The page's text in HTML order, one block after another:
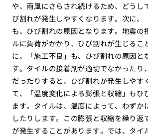
や、雨風にさらされ続けるため、どうし
び割れが発生しやすくなります。次に、
も、ひび割れの原因となります。地震の
ルに負荷がかかり、ひび割れが生じるこ
に、「施工不良」も、ひび割れの原因と
す。タイルの接着剤が適切でなかったり
だったりすると、ひび割れが発生しやす
て、「温度変化による膨張と収縮」もひ
ます。タイルは、温度によって、わずか
したりします。この膨張と収縮を繰り返
が発生することがあります。では、タイ